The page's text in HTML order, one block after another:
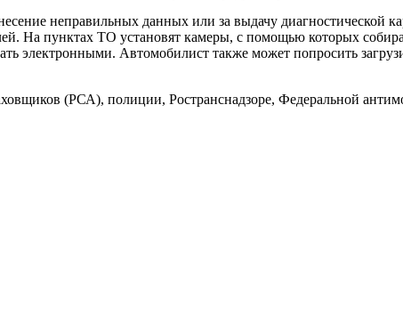
неправильных данных или за выдачу диагностической
На пунктах ТО установят камеры, с помощью которых
электронными. Автомобилист также может попросить
(РСА), полиции, Ространснадзоре, Федеральной